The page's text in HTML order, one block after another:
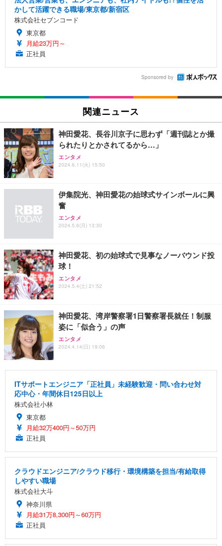
かして活躍できる職場/東京都/新宿区
株式会社セブンコード
東京都
月給23万円～
正社員
Sponsored by
関連ニュース
神田愛花、長谷川京子に思わず「週刊誌とか撮
られたりとかされてるから…」
エンタメ
2024.6.11(火) 15:50
伊集院光、神田愛花の始球式サインボールに興
奮
エンタメ
2024.5.6(月) 13:30
神田愛花、初の始球式で見事なノーバウンド投
球！
エンタメ
2024.5.4(土) 21:52
神田愛花、湾岸警察署1日警察署長就任！制服
姿に「似合う」の声
エンタメ
2024.4.14(日) 19:06
ITサポートエンジニア「正社員」未経験歓迎・問い合わせ対
応中心・年間休日125日以上
株式会社小林
東京都
月給32万400円～50万円
正社員
クラウドエンジニア/クラウド移行・環境構築を担当/有給取得
しやすい職場
株式会社大斗
神奈川県
月給31万8,300円～60万円
正社員